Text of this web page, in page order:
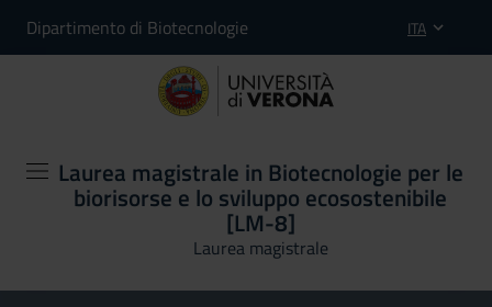
Dipartimento di Biotecnologie ITA
Laurea magistrale in Biotecnologie per le
biorisorse e lo sviluppo ecosostenibile
[LM-8]
Laurea magistrale